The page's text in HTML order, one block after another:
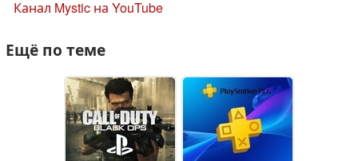
Канал Mystic на YouTube
Ещё по теме